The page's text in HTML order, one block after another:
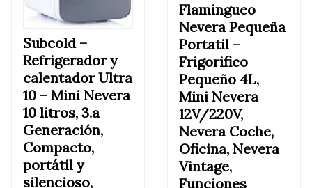
Subcold –
Refrigerador y
calentador Ultra
10 – Mini Nevera
10 litros, 3.a
Generación,
Compacto,
portátil y
silencioso,
Flamingueo
Nevera Pequeña
Portatil –
Frigorifico
Pequeño 4L,
Mini Nevera
12V/220V,
Nevera Coche,
Oficina, Nevera
Vintage,
Funciones